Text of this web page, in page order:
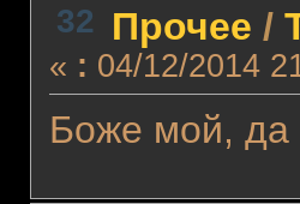
32 Прочее /
« : 04/12/2014
Боже мой, да